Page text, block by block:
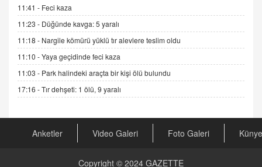
GÖNÜL MENEKŞE
Şifacının Yolu
04.11.2025 12:56
AV. RÜMEYSA ÖZKALE
Kira Uyuşmazlıklarında Dava Açmadan Önce
Arabulucuya Başvuru Şartı
CAN UĞURATEŞ
Değişen yapısıyla Suriye
11:41 - Feci kaza
11:23 - Düğünde kavga: 5 yaralı
11:18 - Nargile kömürü yüklü tır alevlere teslim oldu
11:10 -Yaya geçidinde feci kaza
11:03 - Park halindeki araçta bir kişi ölü bulundu
17:16 -Tır dehşeti: 1 ölü, 9 yaralı
Anketler Video Galeri Foto Galeri Künye
Copyright © 2024 GAZETTE